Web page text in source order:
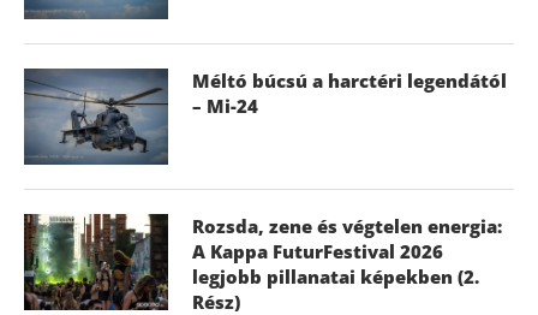
Méltó búcsú a harctéri legendától
– Mi-24
Rozsda, zene és végtelen energia:
A Kappa FuturFestival 2026
legjobb pillanatai képekben (2.
Rész)